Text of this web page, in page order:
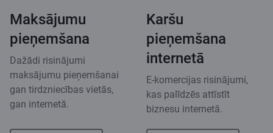
Maksājumu
pieņemšana
Dažādi risinājumi
maksājumu pieņemšanai
gan tirdzniecības vietās,
gan internetā.
Karšu
pieņemšana
internetā
E-komercijas risinājumi,
kas palīdzēs attīstīt
biznesu internetā.